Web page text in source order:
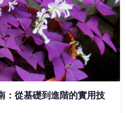
：從基礎到進階的實用技